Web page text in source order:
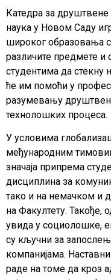
Катедра за друштвене
наука у Новом Саду
широког образовања
различите предмете и
студентима да стекну
ће им помоћи у
разумевању
технолошких процеса.
У условима
међународним
значаја припрема
дисциплина за
тако и на немачком и
на Факултету. Такође,
увида у социолошке,
су кључни за
компанијама.
раде на томе да кроз